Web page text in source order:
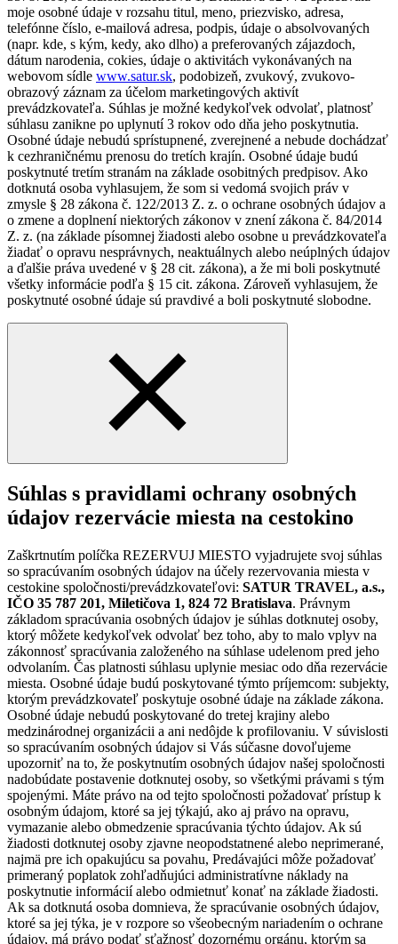
moje osobné údaje v rozsahu titul, meno, priezvisko, adresa,
telefónne číslo, e-mailová adresa, podpis, údaje o absolvovaných
(napr. kde, s kým, kedy, ako dlho) a preferovaných zájazdoch,
dátum narodenia, cokies, údaje o aktivitách vykonávaných na
webovom sídle www.satur.sk, podobizeň, zvukový, zvukovo-
obrazový záznam za účelom marketingových aktivít
prevádzkovateľa. Súhlas je možné kedykoľvek odvolať, platnosť
súhlasu zanikne po uplynutí 3 rokov odo dňa jeho poskytnutia.
Osobné údaje nebudú sprístupnené, zverejnené a nebude dochádzať
k cezhraničnému prenosu do tretích krajín. Osobné údaje budú
poskytnuté tretím stranám na základe osobitných predpisov. Ako
dotknutá osoba vyhlasujem, že som si vedomá svojich práv v
zmysle § 28 zákona č. 122/2013 Z. z. o ochrane osobných údajov a
o zmene a doplnení niektorých zákonov v znení zákona č. 84/2014
Z. z. (na základe písomnej žiadosti alebo osobne u prevádzkovateľa
žiadať o opravu nesprávnych, neaktuálnych alebo neúplných údajov
a ďalšie práva uvedené v § 28 cit. zákona), a že mi boli poskytnuté
všetky informácie podľa § 15 cit. zákona. Zároveň vyhlasujem, že
poskytnuté osobné údaje sú pravdivé a boli poskytnuté slobodne.
Súhlas s pravidlami ochrany osobných
údajov rezervácie miesta na cestokino
Zaškrtnutím políčka REZERVUJ MIESTO vyjadrujete svoj súhlas
so spracúvaním osobných údajov na účely rezervovania miesta v
cestokine spoločnosti/prevádzkovateľovi: SATUR TRAVEL, a.s.,
IČO 35 787 201, Miletičova 1, 824 72 Bratislava. Právnym
základom spracúvania osobných údajov je súhlas dotknutej osoby,
ktorý môžete kedykoľvek odvolať bez toho, aby to malo vplyv na
zákonnosť spracúvania založeného na súhlase udelenom pred jeho
odvolaním. Čas platnosti súhlasu uplynie mesiac odo dňa rezervácie
miesta. Osobné údaje budú poskytované týmto príjemcom: subjekty,
ktorým prevádzkovateľ poskytuje osobné údaje na základe zákona.
Osobné údaje nebudú poskytované do tretej krajiny alebo
medzinárodnej organizácii a ani nedôjde k profilovaniu. V súvislosti
so spracúvaním osobných údajov si Vás súčasne dovoľujeme
upozorniť na to, že poskytnutím osobných údajov našej spoločnosti
nadobúdate postavenie dotknutej osoby, so všetkými právami s tým
spojenými. Máte právo na od tejto spoločnosti požadovať prístup k
osobným údajom, ktoré sa jej týkajú, ako aj právo na opravu,
vymazanie alebo obmedzenie spracúvania týchto údajov. Ak sú
žiadosti dotknutej osoby zjavne neopodstatnené alebo neprimerané,
najmä pre ich opakujúcu sa povahu, Predávajúci môže požadovať
primeraný poplatok zohľadňujúci administratívne náklady na
poskytnutie informácií alebo odmietnuť konať na základe žiadosti.
Ak sa dotknutá osoba domnieva, že spracúvanie osobných údajov,
ktoré sa jej týka, je v rozpore so všeobecným nariadením o ochrane
údajov, má právo podať sťažnosť dozornému orgánu, ktorým sa